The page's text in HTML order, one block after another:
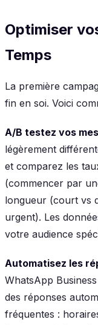
Optimiser
Temps
La première
fin en soi. Voici
A/B testez vos
légèrement
et comparez les
(commencer par
longueur (court vs
urgent). Les
votre audience
Automatisez les
WhatsApp
des réponses
fréquentes :